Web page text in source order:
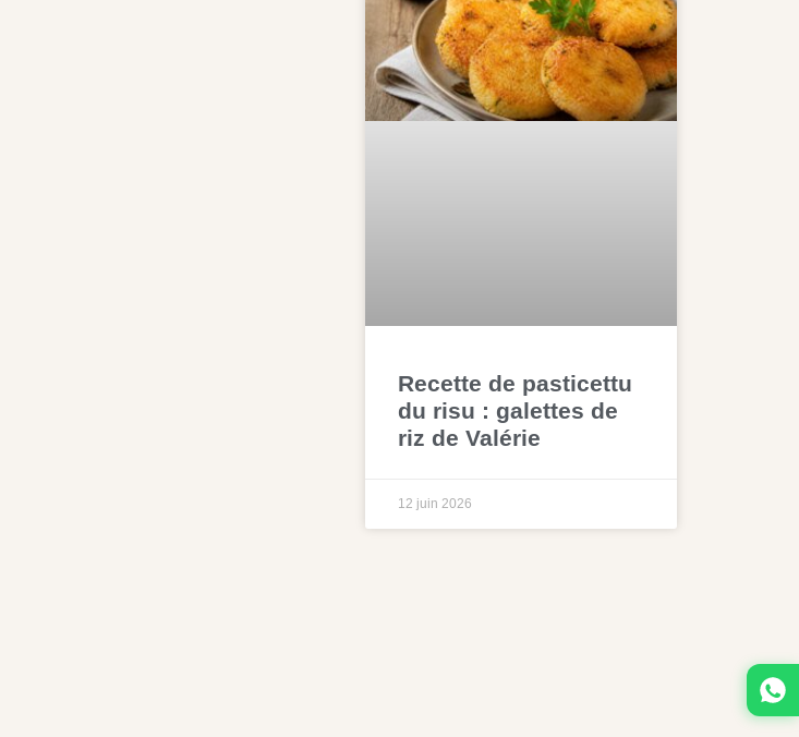
Recette de pasticettu
du risu : galettes de
riz de Valérie
12 juin 2026